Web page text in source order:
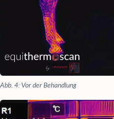
Abb. 4: Vor der Behandlung